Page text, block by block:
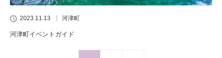
2023.11.13 河津町
河津町イベントガイド